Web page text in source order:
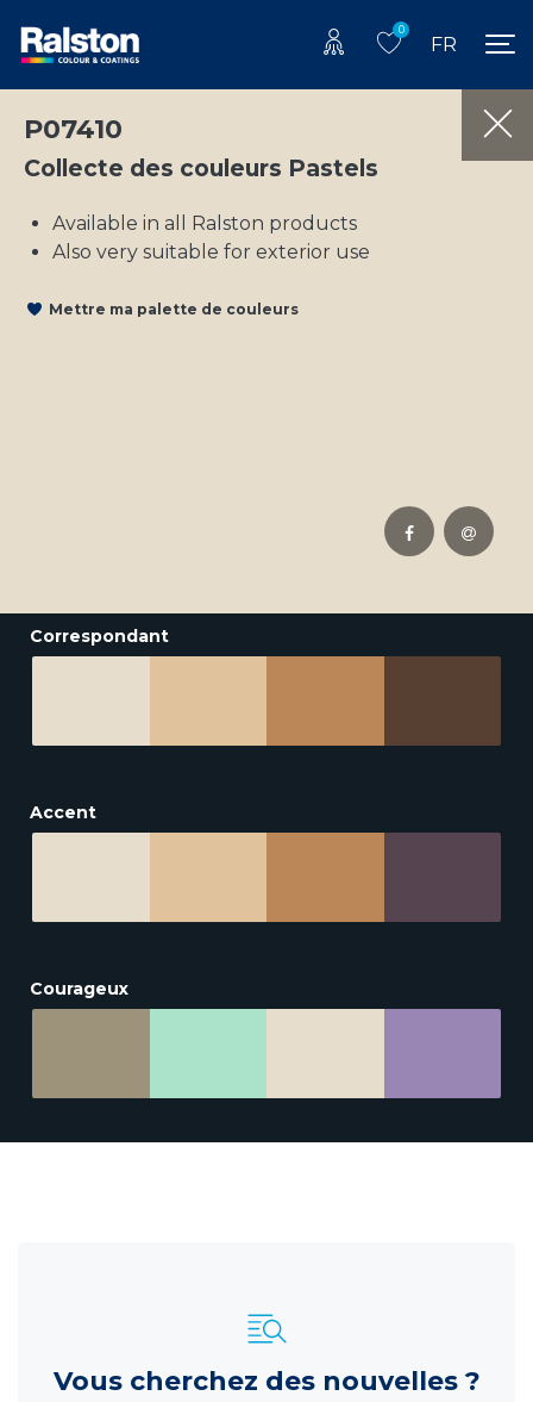
0
FR
P07410
Collecte des couleurs Pastels
Available in all Ralston products
Also very suitable for exterior use
Mettre ma palette de couleurs
Correspondant
Accent
Courageux
Vous cherchez des nouvelles ?